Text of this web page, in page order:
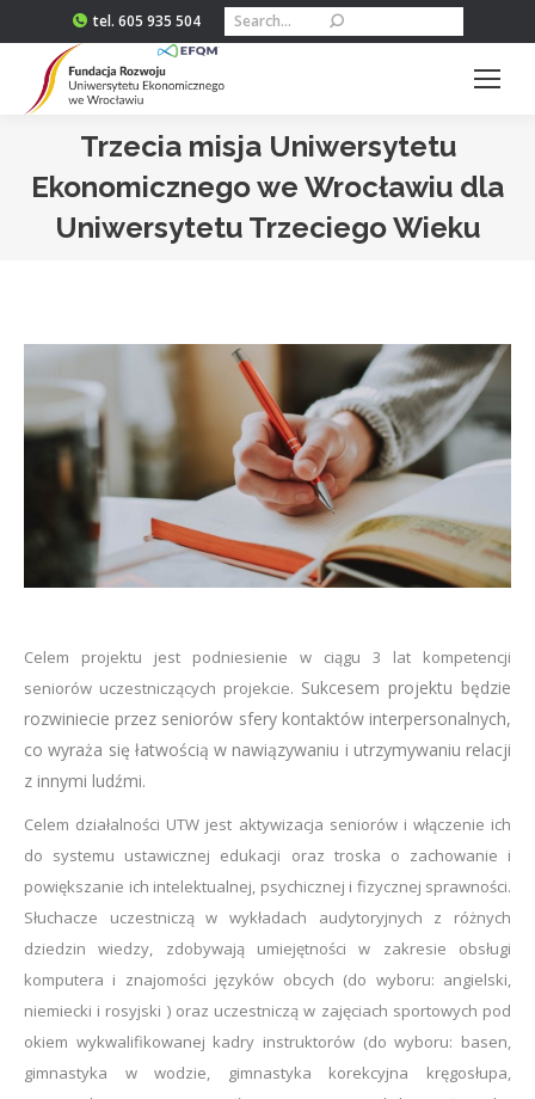
tel. 605 935 504 Szukaj:
Trzecia misja Uniwersytetu
Ekonomicznego we Wrocławiu dla
Uniwersytetu Trzeciego Wieku
Celem projektu jest podniesienie w ciągu 3 lat kompetencji
seniorów uczestniczących projekcie. Sukcesem projektu będzie
rozwiniecie przez seniorów sfery kontaktów interpersonalnych,
co wyraża się łatwością w nawiązywaniu i utrzymywaniu relacji
z innymi ludźmi.
Celem działalności UTW jest aktywizacja seniorów i włączenie ich
do systemu ustawicznej edukacji oraz troska o zachowanie i
powiększanie ich intelektualnej, psychicznej i fizycznej sprawności.
Słuchacze uczestniczą w wykładach audytoryjnych z różnych
dziedzin wiedzy, zdobywają umiejętności w zakresie obsługi
komputera i znajomości języków obcych (do wyboru: angielski,
niemiecki i rosyjski ) oraz uczestniczą w zajęciach sportowych pod
okiem wykwalifikowanej kadry instruktorów (do wyboru: basen,
gimnastyka w wodzie, gimnastyka korekcyjna kręgosłupa,